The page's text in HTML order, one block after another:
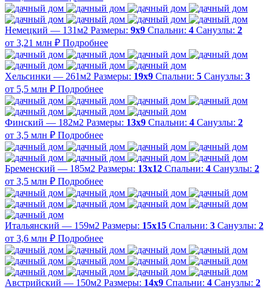
Немецкий — 131м2 Размеры: 9х9 Спальни: 4 Санузлы: 2
от 3,21 млн ₽ Подробнее
Хельсинки — 261м2 Размеры: 19х9 Спальни: 5 Санузлы: 3
от 5,5 млн ₽ Подробнее
Финский — 182м2 Размеры: 13х9 Спальни: 4 Санузлы: 2
от 3,5 млн ₽ Подробнее
Бременский — 185м2 Размеры: 13х12 Спальни: 4 Санузлы: 2
от 3,5 млн ₽ Подробнее
Итальянский — 159м2 Размеры: 15х15 Спальни: 3 Санузлы: 2
от 3,6 млн ₽ Подробнее
Австрийский — 150м2 Размеры: 14х9 Спальни: 4 Санузлы: 2